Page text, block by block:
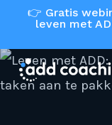
main
content
👉 Gratis
leven met